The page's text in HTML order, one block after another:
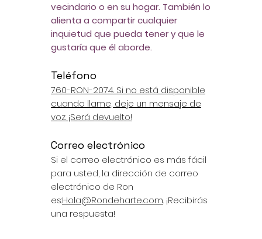
vecindario o en su hogar. También lo
alienta a compartir cualquier
inquietud que pueda tener y que le
gustaría que él aborde.
Teléfono
760-RON-2074. Si no está disponible
cuando llame, deje un mensaje de
voz. ¡Será devuelto!
Correo electrónico
Si el correo electrónico es más fácil
para usted, la dirección de correo
electrónico de Ron
es:Hola@Rondeharte.com. ¡Recibirás
una respuesta!